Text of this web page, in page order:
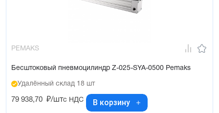
PEMAKS
Бесштоковый пневмоцилиндр Z-025-SYA-0500 Pemaks
Удалённый склад 18 шт
79 938,70 ₽/штс НДС В корзину